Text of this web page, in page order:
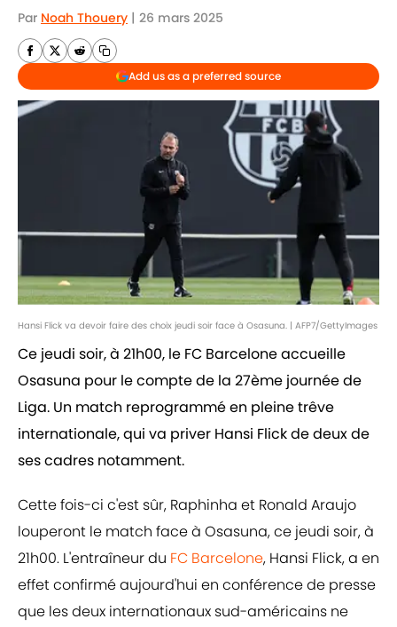
Par Noah Thouery | 26 mars 2025
Add us as a preferred source
Hansi Flick va devoir faire des choix jeudi soir face à Osasuna. | AFP7/GettyImages
Ce jeudi soir, à 21h00, le FC Barcelone accueille
Osasuna pour le compte de la 27ème journée de
Liga. Un match reprogrammé en pleine trêve
internationale, qui va priver Hansi Flick de deux de
ses cadres notamment.
Cette fois-ci c'est sûr, Raphinha et Ronald Araujo
louperont le match face à Osasuna, ce jeudi soir, à
21h00. L'entraîneur du FC Barcelone, Hansi Flick, a en
effet confirmé aujourd'hui en conférence de presse
que les deux internationaux sud-américains ne